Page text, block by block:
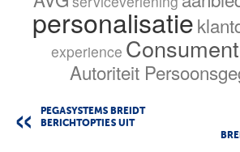
personalisatie
experience
Autoriteit
PEGASYSTEMS BREIDT
BERICHTOPTIES UIT